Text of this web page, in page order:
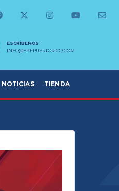
ESCRÍBENOS
INFO@FPFPUERTORICO.COM
NOTICIAS TIENDA